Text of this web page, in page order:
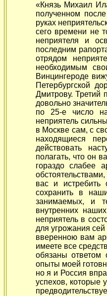
«Князь Михаил
полученном
руках
сего времени не
неприятеля и
последним
отрядом
необходимым
Винцингероде
Петербургской
Дмитрову. Третий
довольно
по 25-е число
неприятель
в Москве сам, с
находящиеся
действовать
полагать, что он
гораздо слабее
вас и истребить
сохранить в
занимаемых, и
внутренних
неприятель в
для угрожания сей
вверенною вам
имеете все
обязаны ответом
опыты моей
но я и Россия
успехов, которые